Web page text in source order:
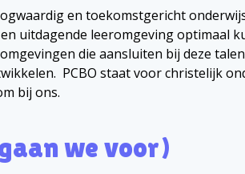
en toekomstgericht
uitdagende leeromgeving optimaal
die aansluiten bij deze
PCBO staat voor christelijk
bij ons.
we voor)